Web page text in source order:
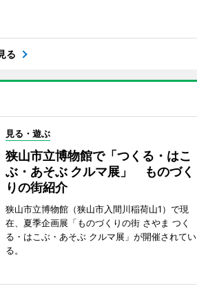
る
見る・遊ぶ
狭山市立博物館で「つくる・はこ
ぶ・あそぶ クルマ展」 ものづく
りの街紹介
狭山市立博物館（狭山市入間川稲荷山1）で現
在、夏季企画展「ものづくりの街 さやま つく
る・はこぶ・あそぶ クルマ展」が開催されてい
る。